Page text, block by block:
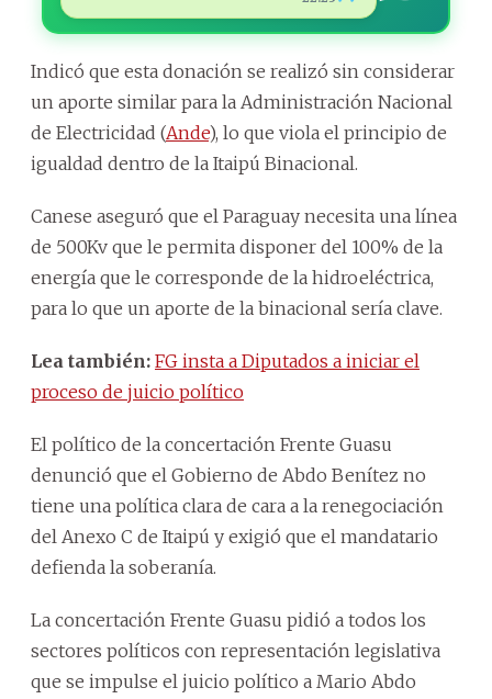
Indicó que esta donación se realizó sin considerar
un aporte similar para la Administración Nacional
de Electricidad (Ande), lo que viola el principio de
igualdad dentro de la Itaipú Binacional.
Canese aseguró que el Paraguay necesita una línea
de 500Kv que le permita disponer del 100% de la
energía que le corresponde de la hidroeléctrica,
para lo que un aporte de la binacional sería clave.
Lea también: FG insta a Diputados a iniciar el
proceso de juicio político
El político de la concertación Frente Guasu
denunció que el Gobierno de Abdo Benítez no
tiene una política clara de cara a la renegociación
del Anexo C de Itaipú y exigió que el mandatario
defienda la soberanía.
La concertación Frente Guasu pidió a todos los
sectores políticos con representación legislativa
que se impulse el juicio político a Mario Abdo